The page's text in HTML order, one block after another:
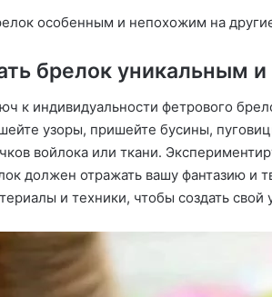
особенным и непохожим на
брелок уникальным
к индивидуальности фетрового
узоры, пришейте бусины,
войлока или ткани․
должен отражать вашу фантазию и
и техники, чтобы создать свой